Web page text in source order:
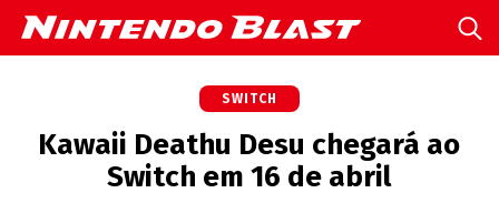
SWITCH
Kawaii Deathu Desu chegará ao
Switch em 16 de abril